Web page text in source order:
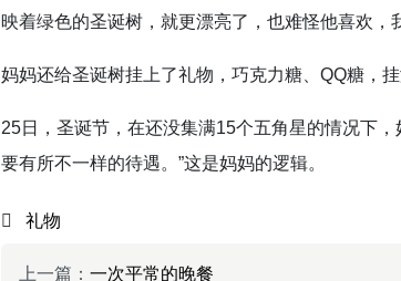
映着绿色的圣诞树，就更漂亮了，也难怪他喜欢，
妈妈还给圣诞树挂上了礼物，巧克力糖、QQ糖，挂
25日，圣诞节，在还没集满15个五角星的情况下
要有所不一样的待遇。”这是妈妈的逻辑。
礼物
上一篇： 一次平常的晚餐